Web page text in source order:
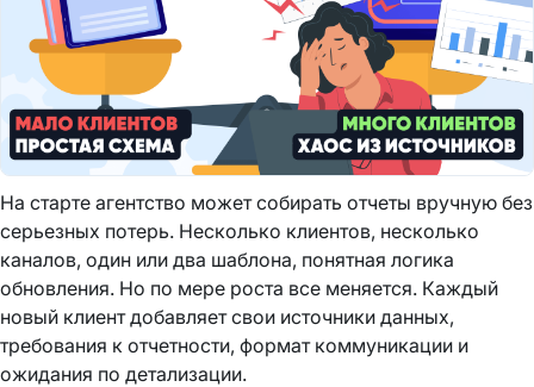
На старте агентство может собирать отчеты вручную без
серьезных потерь. Несколько клиентов, несколько
каналов, один или два шаблона, понятная логика
обновления. Но по мере роста все меняется. Каждый
новый клиент добавляет свои источники данных,
требования к отчетности, формат коммуникации и
ожидания по детализации.